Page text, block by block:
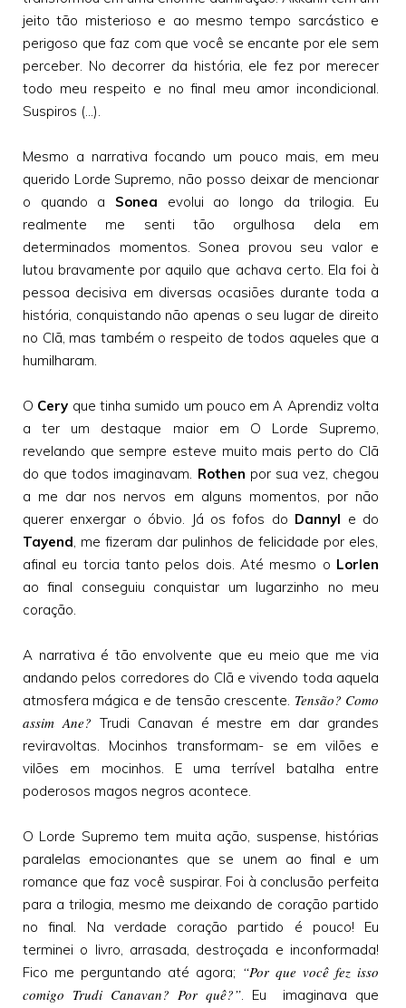
jeito tão misterioso e ao mesmo tempo sarcástico e
perigoso que faz com que você se encante por ele sem
perceber. No decorrer da história, ele fez por merecer
todo meu respeito e no final meu amor incondicional.
Suspiros (...).
Mesmo a narrativa focando um pouco mais, em meu
querido Lorde Supremo, não posso deixar de mencionar
o quando a Sonea evolui ao longo da trilogia. Eu
realmente me senti tão orgulhosa dela em
determinados momentos. Sonea provou seu valor e
lutou bravamente por aquilo que achava certo. Ela foi à
pessoa decisiva em diversas ocasiões durante toda a
história, conquistando não apenas o seu lugar de direito
no Clã, mas também o respeito de todos aqueles que a
humilharam.
O Cery que tinha sumido um pouco em A Aprendiz volta
a ter um destaque maior em O Lorde Supremo,
revelando que sempre esteve muito mais perto do Clã
do que todos imaginavam. Rothen por sua vez, chegou
a me dar nos nervos em alguns momentos, por não
querer enxergar o óbvio. Já os fofos do Dannyl e do
Tayend, me fizeram dar pulinhos de felicidade por eles,
afinal eu torcia tanto pelos dois. Até mesmo o Lorlen
ao final conseguiu conquistar um lugarzinho no meu
coração.
A narrativa é tão envolvente que eu meio que me via
andando pelos corredores do Clã e vivendo toda aquela
atmosfera mágica e de tensão crescente. Tensão? Como
assim Ane? Trudi Canavan é mestre em dar grandes
reviravoltas. Mocinhos transformam- se em vilões e
vilões em mocinhos. E uma terrível batalha entre
poderosos magos negros acontece.
O Lorde Supremo tem muita ação, suspense, histórias
paralelas emocionantes que se unem ao final e um
romance que faz você suspirar. Foi à conclusão perfeita
para a trilogia, mesmo me deixando de coração partido
no final. Na verdade coração partido é pouco! Eu
terminei o livro, arrasada, destroçada e inconformada!
Fico me perguntando até agora; “Por que você fez isso
comigo Trudi Canavan? Por quê?”. Eu imaginava que